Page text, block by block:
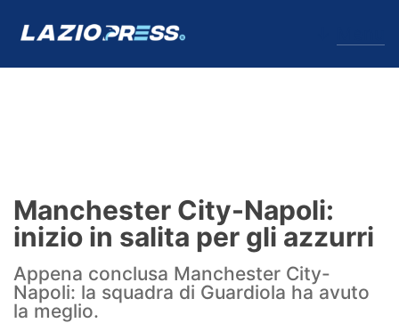
Formello
Infortuni
Primavera
Manchester City-Napoli:
inizio in salita per gli azzurri
Appena conclusa Manchester City-
Napoli: la squadra di Guardiola ha avuto
la meglio.